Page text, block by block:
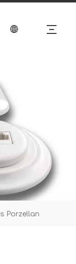
Porzellan